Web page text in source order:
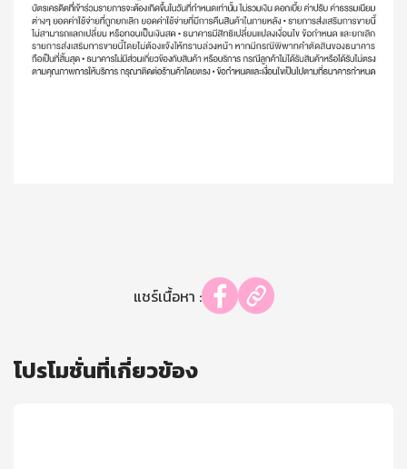
แชร์เนื้อหา :
โปรโมชั่นที่เกี่ยวข้อง